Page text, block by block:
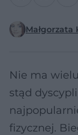
Małgorzata
Nie ma
stąd
fizycznej.